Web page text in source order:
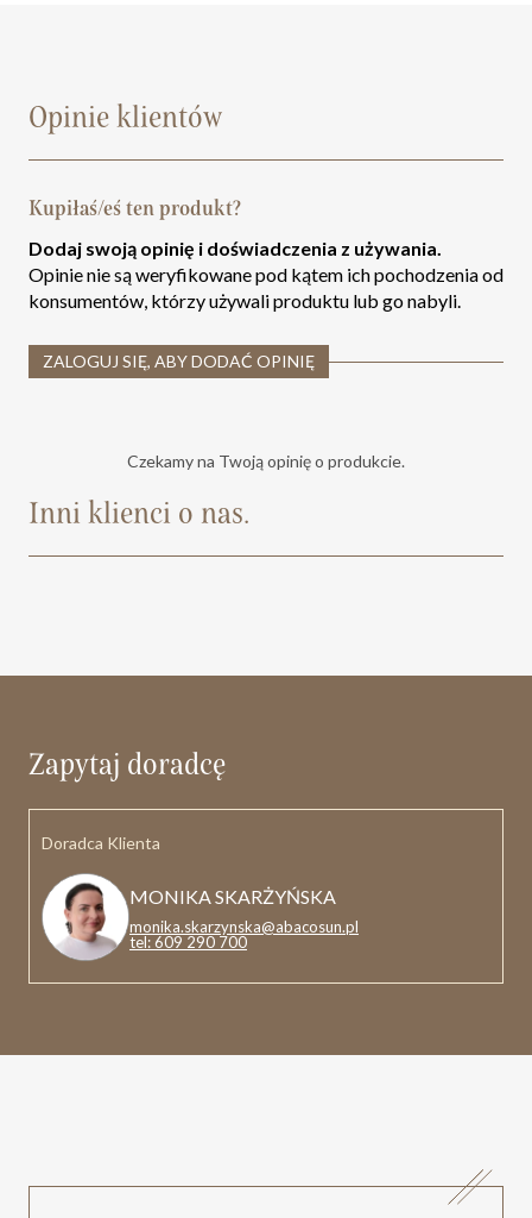
Opinie klientów
Kupiłaś/eś ten produkt?
Dodaj swoją opinię i doświadczenia z używania.
Opinie nie są weryfikowane pod kątem ich pochodzenia od
konsumentów, którzy używali produktu lub go nabyli.
ZALOGUJ SIĘ, ABY DODAĆ OPINIĘ
Czekamy na Twoją opinię o produkcie.
Inni klienci o nas.
Zapytaj doradcę
Doradca Klienta
MONIKA SKARŻYŃSKA
monika.skarzynska@abacosun.pl
tel: 609 290 700